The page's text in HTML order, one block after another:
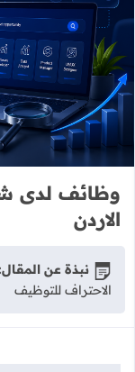
وظائف لدى
الاردن
نبذة عن
الاحتراف للتوظيف